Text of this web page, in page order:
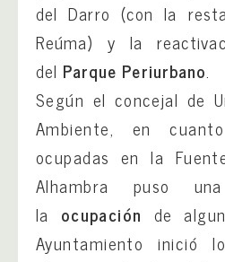
del Darro (con la
Reúma) y la
del Parque Periurbano.
Según el concejal de
Ambiente, en
ocupadas en la
Alhambra puso
la ocupación de
Ayuntamiento inició